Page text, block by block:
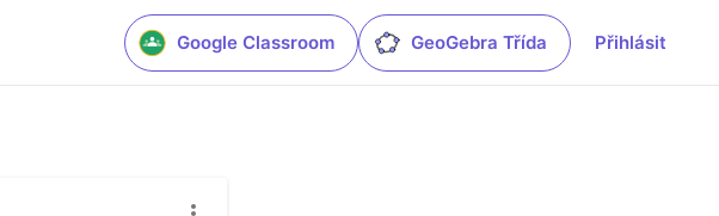
Google Classroom GeoGebra Třída Přihlásit